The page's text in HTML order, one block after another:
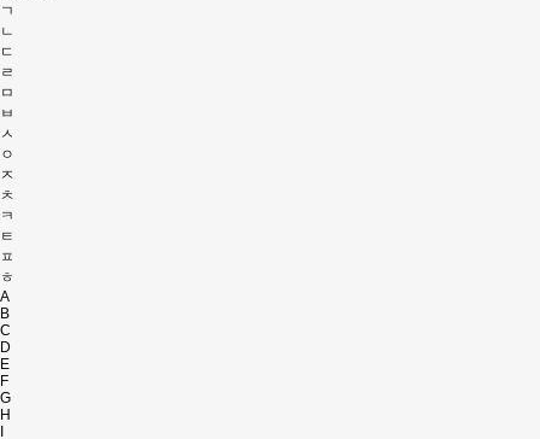
ㄱ
ㄴ
ㄷ
ㄹ
ㅁ
ㅂ
ㅅ
ㅇ
ㅈ
ㅊ
ㅋ
ㅌ
ㅍ
ㅎ
A
B
C
D
E
F
G
H